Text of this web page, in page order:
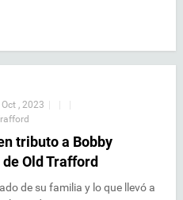
, 2023 | |
|
tributo a Bobby
Old Trafford
de su familia y lo que llevó a